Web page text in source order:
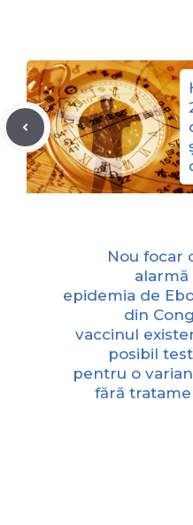
Nou focar
alarmă
epidemia de
din
vaccinul
posibil
pentru o
fără